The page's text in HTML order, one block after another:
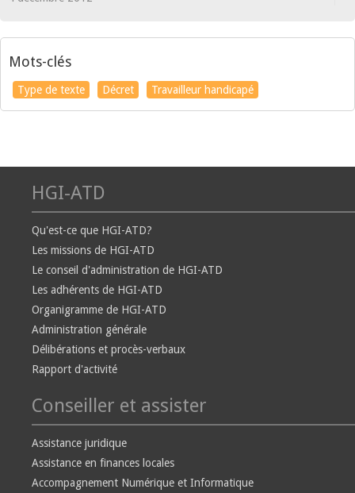
Mots-clés
Type de texte Décret Travailleur handicapé
HGI-ATD
Qu'est-ce que HGI-ATD?
Les missions de HGI-ATD
Le conseil d'administration de HGI-ATD
Les adhérents de HGI-ATD
Organigramme de HGI-ATD
Administration générale
Délibérations et procès-verbaux
Rapport d'activité
Conseiller et assister
Assistance juridique
Assistance en finances locales
Accompagnement Numérique et Informatique